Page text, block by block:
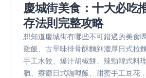
慶城街美食：十大必吃
存法則完整攻略
想知道慶城街有哪些不可錯過的美食
雞飯、古早味排骨酥麵到濃厚日式拉
手工水餃、爆汁胡椒餅、辣勁韓式料
臘、療癒日式咖哩飯、甜蜜手工豆花